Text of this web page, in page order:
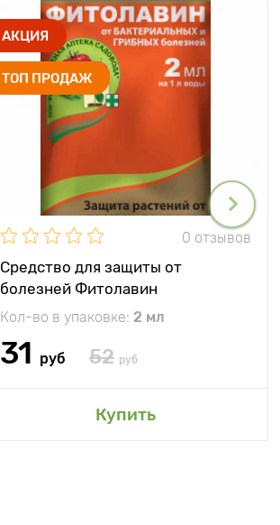
АКЦИЯ
ТОП ПРОДАЖ
0 отзывов
Средство для защиты от
болезней Фитолавин
Кол-во в упаковке: 2 мл
31 руб 52 руб
Купить